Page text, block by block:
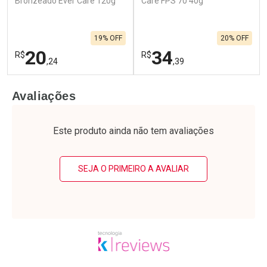
R$20,24
19% OFF
Laboratório
Por Menos
R$34,39
20% OFF
Laboratório
Por Menos
Avaliações
Este produto ainda não tem avaliações
SEJA O PRIMEIRO A AVALIAR